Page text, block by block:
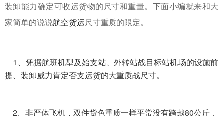
装卸能力确定可收运货物的尺寸和重量。下面小编就来和大
家简单的说说航空货运尺寸重质的限定。
1、凭据航班机型及始支站、外转站战目标站机场的设施前
提、装卸威力肯定否支运货的大重质战尺寸。
2、非严体飞机，双件货色重质一样平常没有跨越80公斤，